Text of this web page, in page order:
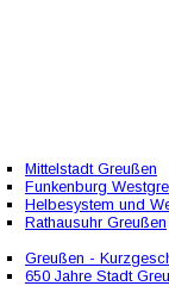
Mittelstadt Greußen
Funkenburg
Helbesystem und
Rathausuhr Greußen
Greußen -
650 Jahre Stadt